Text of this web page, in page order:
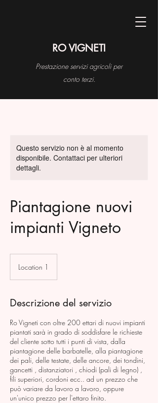
RO VIGNETI
Prestazione servizi agricoli per
conto terzi.
Questo servizio non è al momento
disponibile. Contattaci per ulteriori
dettagli.
Piantagione nuovi
impianti Vigneto
Location 1
Descrizione del servizio
Ro Vigneti con oltre 200 ettari di nuovi impianti
piantati sarà in grado di soddisfare le richieste
del cliente sotto tutti i punti di vista, dalla
piantagione delle barbatelle, alla piantagione
dei pali, delle testate, delle ancore, dei tondini,
gancetti , distanziatori , chiodi (pali di legno) ,
fili superiori, cordoni ecc.. ad un prezzo che
può variare da lavoro a lavoro, oppure
un'unico prezzo per l'ettaro finito.